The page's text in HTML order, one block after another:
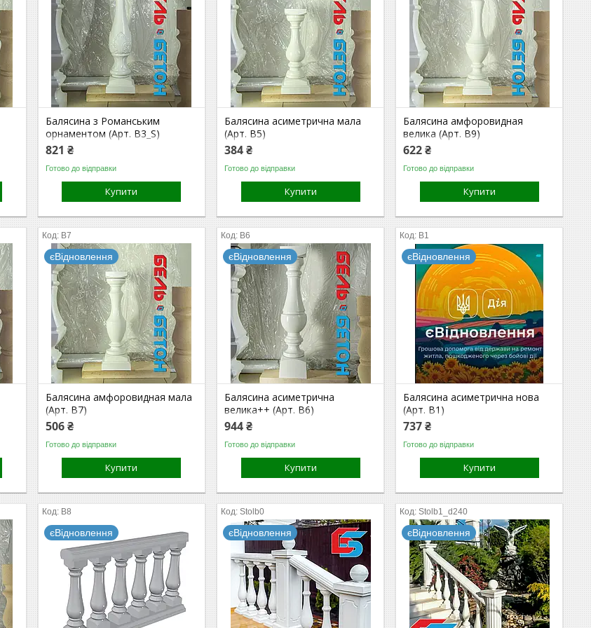
Балясина з Романським
орнаментом (Арт. B3_S)
821 ₴
Готово до відправки
Купити
Балясина асиметрична мала
(Арт. B5)
384 ₴
Готово до відправки
Купити
Балясина амфоровидная
велика (Арт. B9)
622 ₴
Готово до відправки
Купити
B7
єВідновлення
Балясина амфоровидная мала
(Арт. B7)
506 ₴
Готово до відправки
Купити
B6
єВідновлення
Балясина асиметрична
велика++ (Арт. B6)
944 ₴
Готово до відправки
Купити
B1
єВідновлення
Балясина асиметрична нова
(Арт. B1)
737 ₴
Готово до відправки
Купити
B8
єВідновлення
Stolb0
єВідновлення
Stolb1_d240
єВідновлення